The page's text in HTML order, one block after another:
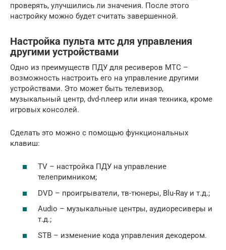
проверять, улучшились ли значения. После этого
настройку можно будет считать завершенной.
Настройка пульта мтс для управления
другими устройствами
Одно из преимуществ ПДУ для ресиверов МТС –
возможность настроить его на управление другими
устройствами. Это может быть телевизор,
музыкальный центр, dvd-плеер или иная техника, кроме
игровых консолей.
Сделать это можно с помощью функциональных
клавиш:
TV – настройка ПДУ на управление
телепримником;
DVD – проигрыватели, тв-тюнеры, Blu-Ray и т.д.;
Audio – музыкальные центры, аудиоресиверы и
т.д.;
STB – изменение кода управления декодером.